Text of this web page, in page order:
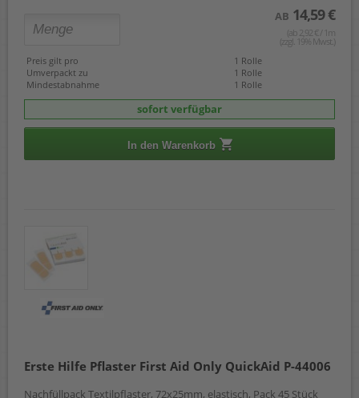
AB 14,59 €
(ab 2,92 € / 1m
(zzgl. 19% Mwst.)
Preis gilt pro
1 Rolle
Umverpackt zu
1 Rolle
Mindestabnahme
1 Rolle
sofort verfügbar
In den Warenkorb
Erste Hilfe Pflaster First Aid Only QuickAid P-44006
Nachfüllpack Textilpflaster, 72x25mm, elastisch, Pack 45 Stück